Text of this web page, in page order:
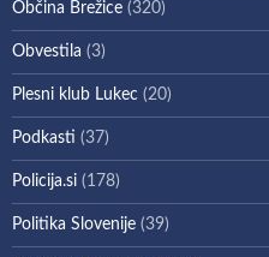
Občina Brežice (320)
Obvestila (3)
Plesni klub Lukec (20)
Podkasti (37)
Policija.si (178)
Politika Slovenije (39)